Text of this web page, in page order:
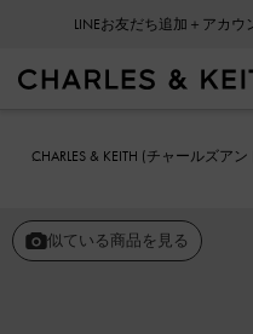
LINEお友だち追加＋アカ
CHARLES & KEITH (チャールズア
似ている商品を見る